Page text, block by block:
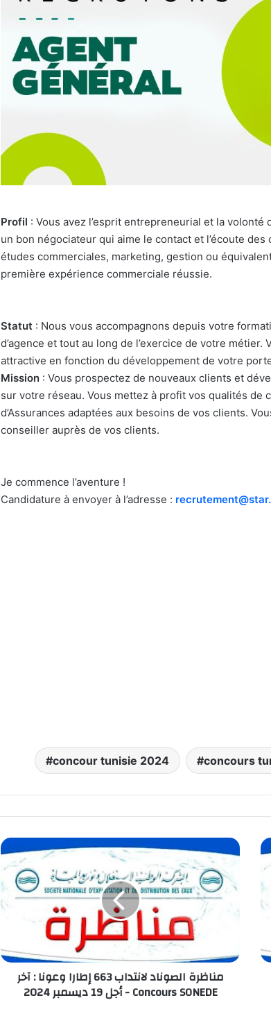
Profil : Vous avez l’esprit entrepreneurial et la
un bon négociateur qui aime le contact et l’écoute
études commerciales, marketing, gestion ou
première expérience commerciale réussie.
Statut : Nous vous accompagnons depuis votre
d’agence et tout au long de l’exercice de votre métier.
attractive en fonction du développement de votre
Mission : Vous prospectez de nouveaux clients et
sur votre réseau. Vous mettez à profit vos qualités de
d’Assurances adaptées aux besoins de vos clients.
conseiller auprès de vos clients.
Je commence l’aventure !
Candidature à envoyer à l’adresse :
concour tunisie 2024 concours
مناظرة
الصوناد
لانتداب
663
إطارا
آخر
أجل
ديسمبر
مناظرة الصوناد لانتداب 663 إطارا وعونا : آخر
أجل 19 ديسمبر 2024 - Concours SONEDE
بلاغ